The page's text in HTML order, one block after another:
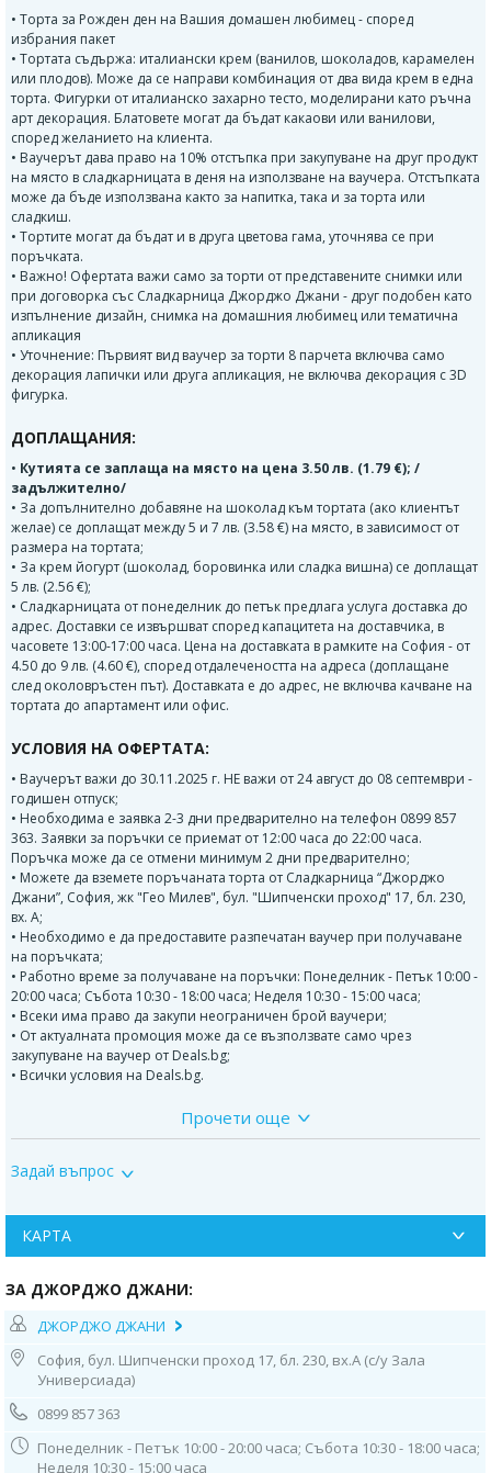
• Торта за Рожден ден на Вашия домашен любимец - според
избрания пакет
• Тортата съдържа: италиански крем (ванилов, шоколадов, карамелен
или плодов). Може да се направи комбинация от два вида крем в една
торта. Фигурки от италианско захарно тесто, моделирани като ръчна
арт декорация. Блатовете могат да бъдат какаови или ванилови,
според желанието на клиента.
• Ваучерът дава право на 10% отстъпка при закупуване на друг продукт
на място в сладкарницата в деня на използване на ваучера. Отстъпката
може да бъде използвана както за напитка, така и за торта или
сладкиш.
• Тортите могат да бъдат и в друга цветова гама, уточнява се при
поръчката.
• Важно! Офертата важи само за торти от представените снимки или
при договорка със Сладкарница Джорджо Джани - друг подобен като
изпълнение дизайн, снимка на домашния любимец или тематична
апликация
• Уточнение: Първият вид ваучер за торти 8 парчета включва само
декорация лапички или друга апликация, не включва декорация с 3D
фигурка.
ДОПЛАЩАНИЯ:
• Кутията се заплаща на място на цена 3.50 лв. (1.79 €); /
задължително/
• За допълнително добавяне на шоколад към тортата (ако клиентът
желае) се доплащат между 5 и 7 лв. (3.58 €) на място, в зависимост от
размера на тортата;
• За крем йогурт (шоколад, боровинка или сладка вишна) се доплащат
5 лв. (2.56 €);
• Сладкарницата от понеделник до петък предлага услуга доставка до
адрес. Доставки се извършват според капацитета на доставчика, в
часовете 13:00-17:00 часа. Цена на доставката в рамките на София - от
4.50 до 9 лв. (4.60 €), според отдалечеността на адреса (доплащане
след околовръстен път). Доставката е до адрес, не включва качване на
тортата до апартамент или офис.
УСЛОВИЯ НА ОФЕРТАТА:
• Ваучерът важи до 30.11.2025 г. НЕ важи от 24 август до 08 септември -
годишен отпуск;
• Необходима е заявка 2-3 дни предварително на телефон 0899 857
363. Заявки за поръчки се приемат от 12:00 часа до 22:00 часа.
Поръчка може да се отмени минимум 2 дни предварително;
• Можете да вземете поръчаната торта от Сладкарница “Джорджо
Джани”, София, жк "Гео Милев", бул. "Шипченски проход" 17, бл. 230,
вх. А;
• Необходимо е да предоставите разпечатан ваучер при получаване
на поръчката;
• Работно време за получаване на поръчки: Понеделник - Петък 10:00 -
20:00 часа; Събота 10:30 - 18:00 часа; Неделя 10:30 - 15:00 часа;
• Всеки има право да закупи неограничен брой ваучери;
• От актуалната промоция може да се възползвате само чрез
закупуване на ваучер от Deals.bg;
• Всички условия на Deals.bg.
Тортата съдържа: италиански крем (ванилов, шоколадов, карамелен
или плодов) + фигурки от италианско захарно тесто, моделирани като
консерванти. Използват се само естествени продукти.
вкус и с усет към всеки продукт, като непрестанно радва своите малки
произвежда и продава продукти изцяло собствено производство,
като се стеми да обогатява своя асортимент от сладкарски изделия.
Винаги е пълна с нови идеи и рецепти и специално отношение към
визията на предлаганите артикули. Сладкарница Джорджо Джани
предлага на своите клиенти богат асортимент от сватбени и
празнични торти с фото декорация и с ръчно моделирана декорация,
специални детски 3D торти със захарна декорация и сладоледени
торти.
Прочети още
Задай въпрос
КАРТА
ЗА ДЖОРДЖО ДЖАНИ:
ДЖОРДЖО ДЖАНИ
София, бул. Шипченски проход 17, бл. 230, вх.А (с/у Зала
Универсиада)
0899 857 363
Понеделник - Петък 10:00 - 20:00 часа; Събота 10:30 - 18:00 часа;
Неделя 10:30 - 15:00 часа